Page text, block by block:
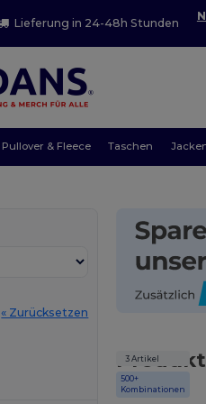
Lieferung in 24-48h Stunden
Pullover & Fleece Taschen
« Zurücksetzen
3 Artikel
500+
Kombinationen